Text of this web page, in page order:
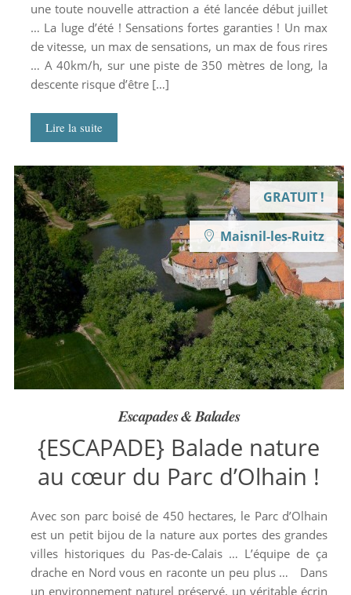
une toute nouvelle attraction a été lancée début juillet
… La luge d’été ! Sensations fortes garanties ! Un max
de vitesse, un max de sensations, un max de fous rires
… A 40km/h, sur une piste de 350 mètres de long, la
descente risque d’être […]
Lire la suite
Escapades & Balades
{ESCAPADE} Balade nature
au cœur du Parc d’Olhain !
Avec son parc boisé de 450 hectares, le Parc d’Olhain
est un petit bijou de la nature aux portes des grandes
villes historiques du Pas-de-Calais … L’équipe de ça
drache en Nord vous en raconte un peu plus … Dans
un environnement naturel préservé, un véritable écrin
GRATUIT !
Maisnil-les-Ruitz